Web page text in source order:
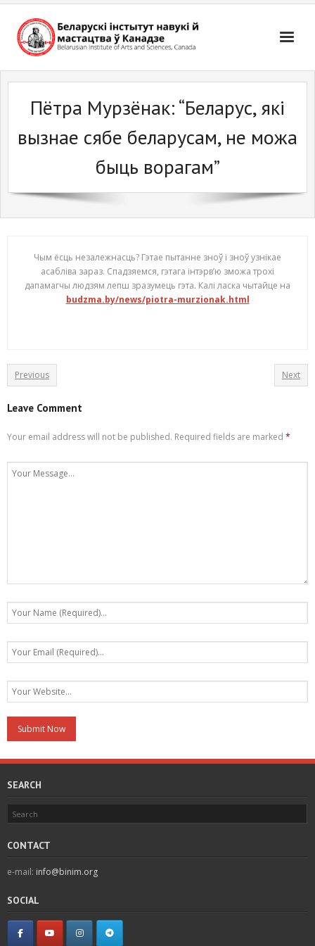
Skip
content
Пётра Мурзёнак: “Беларус, які
вызнае сябе беларусам, не можа
быць ворагам”
Чым ёсць незалежнасць? Гэтае пытанне зноў і зноў узнікае
асабліва зараз. Спадзяемся, гэтага інтэрв’ю зможа трохі
дапамагчы людзям лепш зразумець гэта. Калі ласка чытайце на
budzma.by/news/piotra-murzionak.html
Previous Next
Leave Comment
Your email address will not be published. Required fields are marked *
SEARCH
CONTACT
e-mail: info@binim.org
SOCIAL